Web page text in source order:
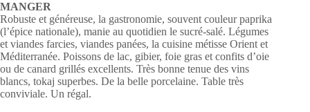
MANGER
Robuste et généreuse, la gastronomie, souvent couleur paprika
(l’épice nationale), manie au quotidien le sucré-salé. Légumes
et viandes farcies, viandes panées, la cuisine métisse Orient et
Méditerranée. Poissons de lac, gibier, foie gras et confits d’oie
ou de canard grillés excellents. Très bonne tenue des vins
blancs, tokaj superbes. De la belle porcelaine. Table très
conviviale. Un régal.